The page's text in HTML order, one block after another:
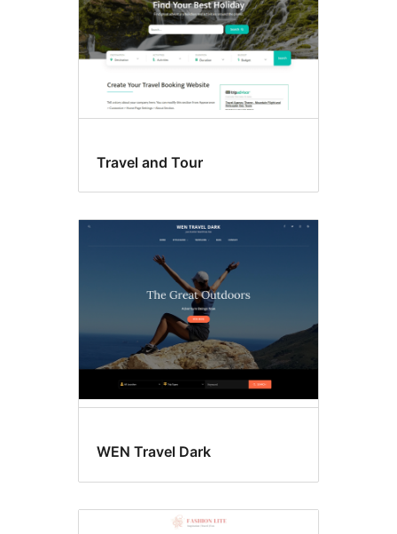
Travel and Tour
WEN Travel Dark